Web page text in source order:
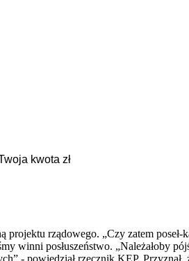
rządowego. „Czy zatem
winni posłuszeństwo. „Należałoby
- powiedział rzecznik KEP.